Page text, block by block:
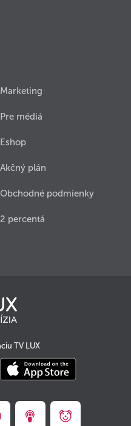
Marketing
Pre médiá
Eshop
Akčný plán
Obchodné podmienky
2 percentá
TV LUX